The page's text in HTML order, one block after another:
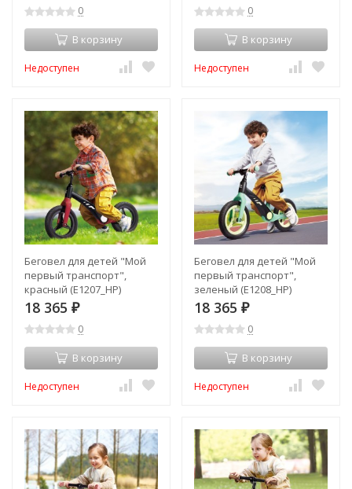
0
В корзину
Недоступен
0
В корзину
Недоступен
Беговел для детей "Мой
первый транспорт",
красный (E1207_HP)
18 365 ₽
0
В корзину
Недоступен
Беговел для детей "Мой
первый транспорт",
зеленый (E1208_HP)
18 365 ₽
0
В корзину
Недоступен